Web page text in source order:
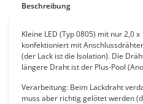
Beschreibung
Kleine LED (Typ 0805) mit nur 2,0
konfektioniert mit
(der Lack ist die Isolation). Die
längere Draht ist der Plus-Pool
Verarbeitung: Beim Lackdraht
muss aber richtig gelötet werden